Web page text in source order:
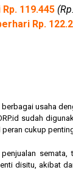
119.445
Rp.
usaha
sudah
cukup
disitu, akibat